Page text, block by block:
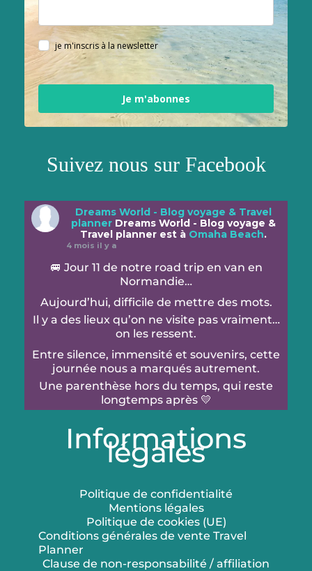
je m'inscris à la newsletter
Je m'abonnes
Suivez nous sur Facebook
Dreams World - Blog voyage & Travel
planner Dreams World - Blog voyage &
Travel planner est à Omaha Beach.
4 mois il y a
🚐 Jour 11 de notre road trip en van en
Normandie…
Aujourd’hui, difficile de mettre des mots.
Il y a des lieux qu’on ne visite pas vraiment…
on les ressent.
Entre silence, immensité et souvenirs, cette
journée nous a marqués autrement.
Une parenthèse hors du temps, qui reste
longtemps après 💛
____________________
#normandie #roadtripfrance
Video
voir sur Facebook · partager
Dreams World - Blog voyage & Travel
Informations
légales
Politique de confidentialité
Mentions légales
Politique de cookies (UE)
Conditions générales de vente Travel
Planner
Clause de non-responsabilité / affiliation